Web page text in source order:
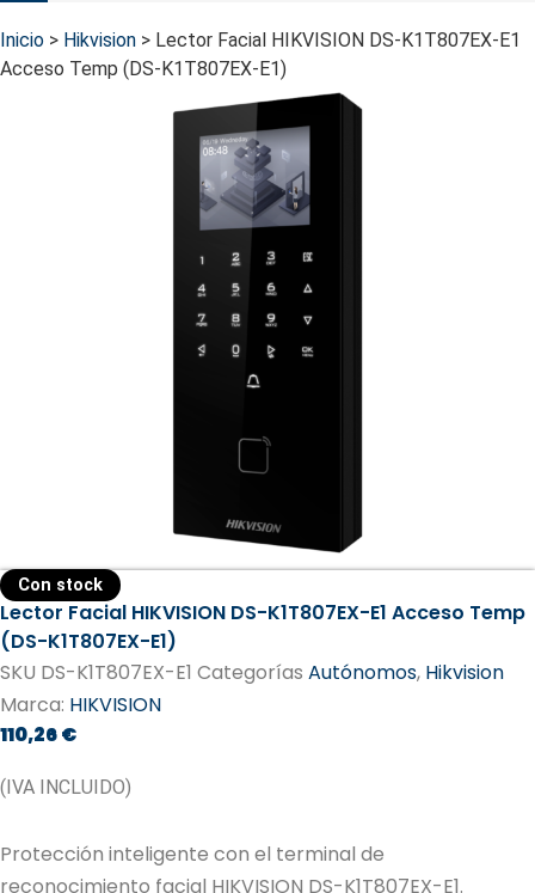
Inicio > Hikvision > Lector Facial HIKVISION DS-K1T807EX-E1
Acceso Temp (DS-K1T807EX-E1)
Con stock
Lector Facial HIKVISION DS-K1T807EX-E1 Acceso Temp
(DS-K1T807EX-E1)
SKU DS-K1T807EX-E1 Categorías Autónomos, Hikvision
Marca: HIKVISION
110,26€
(IVA INCLUIDO)
Protección inteligente con el terminal de
reconocimiento facial HIKVISION DS-K1T807EX-E1.